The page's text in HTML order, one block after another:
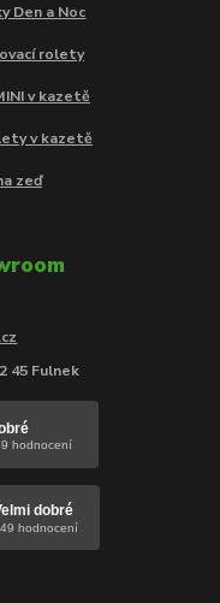
Den a Noc
rolety
v kazetě
v kazetě
zeď
45 Fulnek